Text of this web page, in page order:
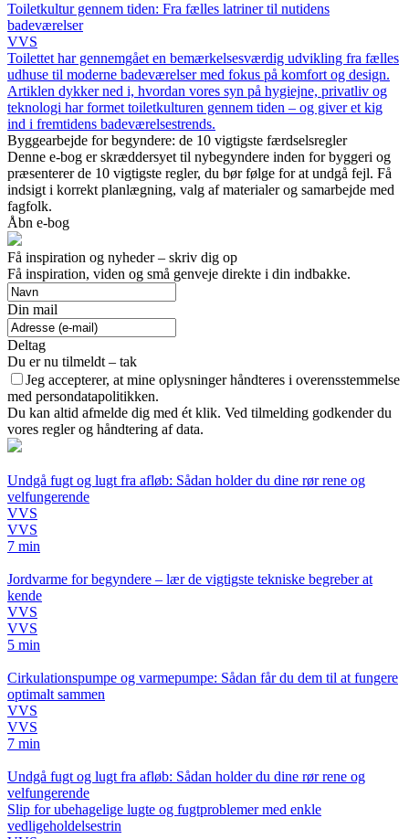
Toiletkultur gennem tiden: Fra fælles latriner til nutidens
badeværelser
VVS
Toilettet har gennemgået en bemærkelsesværdig udvikling fra fælles
udhuse til moderne badeværelser med fokus på komfort og design.
Artiklen dykker ned i, hvordan vores syn på hygiejne, privatliv og
teknologi har formet toiletkulturen gennem tiden – og giver et kig
ind i fremtidens badeværelsestrends.
Byggearbejde for begyndere: de 10 vigtigste færdselsregler
Denne e-bog er skræddersyet til nybegyndere inden for byggeri og
præsenterer de 10 vigtigste regler, du bør følge for at undgå fejl. Få
indsigt i korrekt planlægning, valg af materialer og samarbejde med
fagfolk.
Åbn e-bog
Få inspiration og nyheder – skriv dig op
Få inspiration, viden og små genveje direkte i din indbakke.
Din mail
Deltag
Du er nu tilmeldt – tak
Jeg accepterer, at mine oplysninger håndteres i overensstemmelse
med persondatapolitikken.
Du kan altid afmelde dig med ét klik. Ved tilmelding godkender du
vores regler og håndtering af data.
Undgå fugt og lugt fra afløb: Sådan holder du dine rør rene og
velfungerende
VVS
VVS
7 min
Jordvarme for begyndere – lær de vigtigste tekniske begreber at
kende
VVS
VVS
5 min
Cirkulationspumpe og varmepumpe: Sådan får du dem til at fungere
optimalt sammen
VVS
VVS
7 min
Undgå fugt og lugt fra afløb: Sådan holder du dine rør rene og
velfungerende
Slip for ubehagelige lugte og fugtproblemer med enkle
vedligeholdelsestrin